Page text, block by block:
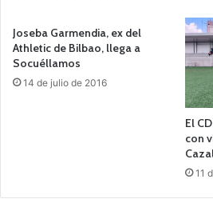
Joseba Garmendia, ex del
Athletic de Bilbao, llega a
Socuéllamos
14 de julio de 2016
El
con
11